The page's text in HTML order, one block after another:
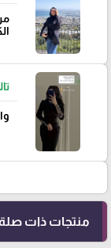
منتجات ذات صلة